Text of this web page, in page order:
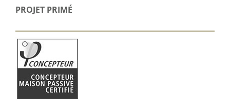
PROJET PRIMÉ